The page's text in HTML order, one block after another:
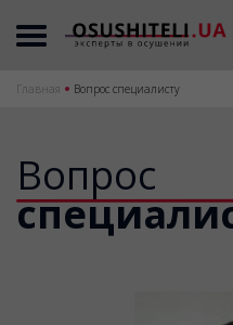
Главная Вопрос специалисту
Вопрос